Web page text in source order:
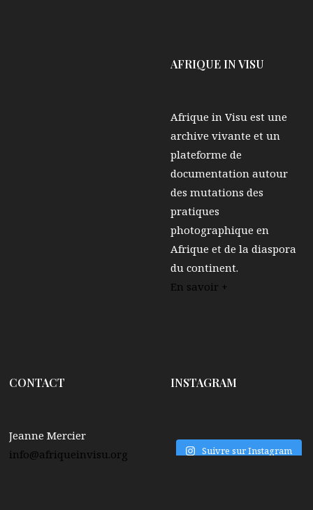
AFRIQUE IN VISU
Afrique in Visu est une
archive vivante et un
plateforme de
documentation autour
des mutations des
pratiques
photographique en
Afrique et de la diaspora
du continent.
En savoir +
CONTACT
Jeanne Mercier
info@afriqueinvisu.org
INSTAGRAM
Suivre sur Instagram